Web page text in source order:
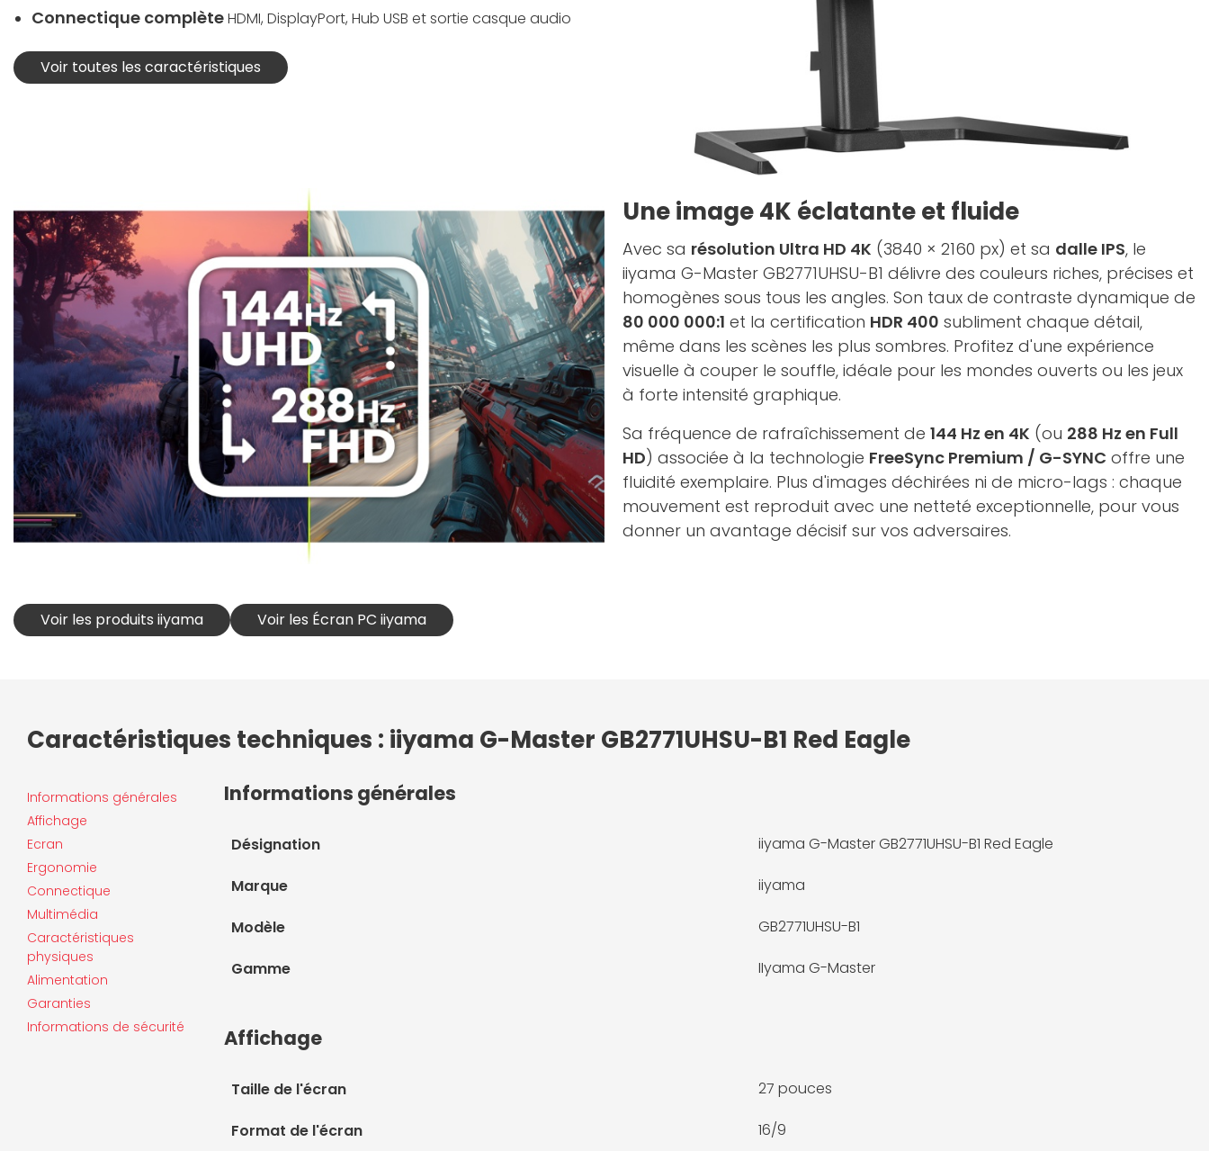
Connectique complèteHDMI, DisplayPort, Hub USB et sortie casque audio
Voir toutes les caractéristiques
Une image 4K éclatante et fluide
Avec sa résolution Ultra HD 4K (3840 × 2160 px) et sa dalle IPS, le
iiyama G-Master GB2771UHSU-B1 délivre des couleurs riches, précises et
homogènes sous tous les angles. Son taux de contraste dynamique de
80 000 000:1 et la certification HDR 400 subliment chaque détail,
même dans les scènes les plus sombres. Profitez d'une expérience
visuelle à couper le souffle, idéale pour les mondes ouverts ou les jeux
à forte intensité graphique.
Sa fréquence de rafraîchissement de 144 Hz en 4K (ou 288 Hz en Full
HD) associée à la technologie FreeSync Premium / G-SYNC offre une
fluidité exemplaire. Plus d'images déchirées ni de micro-lags : chaque
mouvement est reproduit avec une netteté exceptionnelle, pour vous
donner un avantage décisif sur vos adversaires.
Voir les produits iiyama Voir les Écran PC iiyama
Caractéristiques techniques : iiyama G-Master GB2771UHSU-B1 Red Eagle
Informations générales
Affichage
Ecran
Ergonomie
Connectique
Multimédia
Caractéristiques
physiques
Alimentation
Garanties
Informations de sécurité
Informations générales
Désignation iiyama G-Master GB2771UHSU-B1 Red Eagle
Marque iiyama
Modèle GB2771UHSU-B1
Gamme IIyama G-Master
Affichage
Taille de l'écran 27 pouces
Format de l'écran 16/9